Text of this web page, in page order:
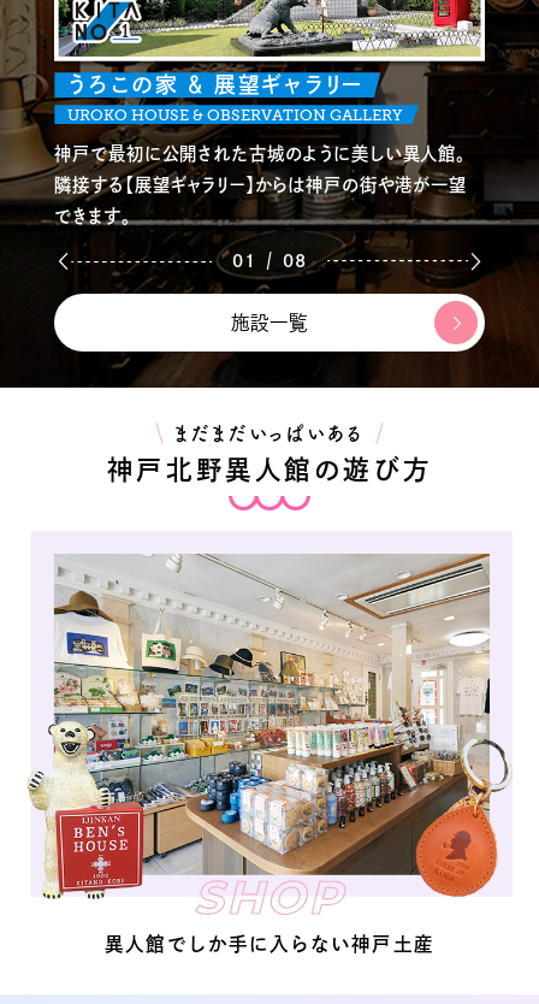
うろこの家 ＆ 展望ギャラリー
UROKO HOUSE & OBSERVATION GALLERY
神戸で最初に公開された古城のように美しい異人館。
隣接する【展望ギャラリー】からは神戸の街や港が一望
できます。
01 / 08
施設一覧
まだまだいっぱいある
神戸北野異人館の遊び方
SHOP
異人館でしか手に入らない神戸土産